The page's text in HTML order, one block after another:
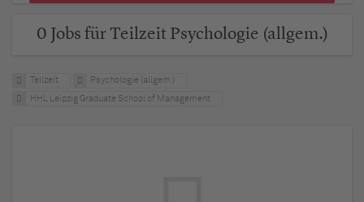
0 Jobs für Teilzeit Psychologie (allgem.)
Teilzeit Psychologie (allgem.)
HHL Leipzig Graduate School of Management